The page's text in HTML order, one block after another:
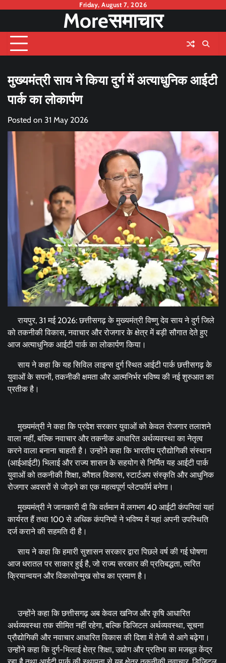
content
Friday, August 7, 2026
Moreसमाचार
मुख्यमंत्री साय ने किया दुर्ग में अत्याधुनिक आईटी
पार्क का लोकार्पण
Posted on 31 May 2026
रायपुर, 31 मई 2026: छत्तीसगढ़ के मुख्यमंत्री विष्णु देव साय ने दुर्ग जिले
को तकनीकी विकास, नवाचार और रोजगार के क्षेत्र में बड़ी सौगात देते हुए
आज अत्याधुनिक आईटी पार्क का लोकार्पण किया।
साय ने कहा कि यह सिविल लाइन्स दुर्ग स्थित आईटी पार्क छत्तीसगढ़ के
युवाओं के सपनों, तकनीकी क्षमता और आत्मनिर्भर भविष्य की नई शुरुआत का
प्रतीक है।
मुख्यमंत्री ने कहा कि प्रदेश सरकार युवाओं को केवल रोजगार तलाशने
वाला नहीं, बल्कि नवाचार और तकनीक आधारित अर्थव्यवस्था का नेतृत्व
करने वाला बनाना चाहती है। उन्होंने कहा कि भारतीय प्रौद्योगिकी संस्थान
(आईआईटी) भिलाई और राज्य शासन के सहयोग से निर्मित यह आईटी पार्क
युवाओं को तकनीकी शिक्षा, कौशल विकास, स्टार्टअप संस्कृति और आधुनिक
रोजगार अवसरों से जोड़ने का एक महत्वपूर्ण प्लेटफॉर्म बनेगा।
मुख्यमंत्री ने जानकारी दी कि वर्तमान में लगभग 40 आईटी कंपनियां यहां
कार्यरत हैं तथा 100 से अधिक कंपनियों ने भविष्य में यहां अपनी उपस्थिति
दर्ज कराने की सहमति दी है।
साय ने कहा कि हमारी सुशासन सरकार द्वारा पिछले वर्ष की गई घोषणा
आज धरातल पर साकार हुई है, जो राज्य सरकार की प्रतिबद्धता, त्वरित
क्रियान्वयन और विकासोन्मुख सोच का प्रमाण है।
उन्होंने कहा कि छत्तीसगढ़ अब केवल खनिज और कृषि आधारित
अर्थव्यवस्था तक सीमित नहीं रहेगा, बल्कि डिजिटल अर्थव्यवस्था, सूचना
प्रौद्योगिकी और नवाचार आधारित विकास की दिशा में तेजी से आगे बढ़ेगा।
उन्होंने कहा कि दुर्ग-भिलाई क्षेत्र शिक्षा, उद्योग और प्रतिभा का मजबूत केंद्र